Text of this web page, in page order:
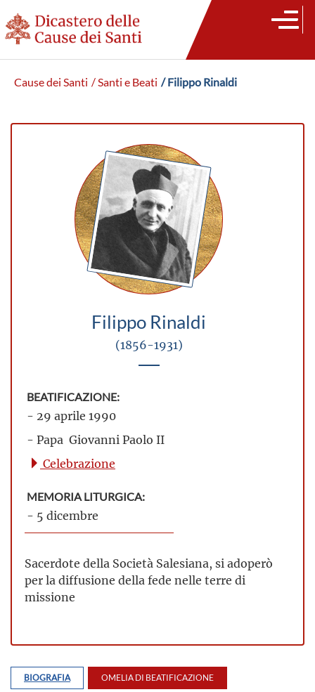
Cause dei Santi / Santi e Beati / Filippo Rinaldi
Filippo Rinaldi
(1856-1931)
BEATIFICAZIONE:
- 29 aprile 1990
- Papa Giovanni Paolo II
Celebrazione
MEMORIA LITURGICA:
- 5 dicembre
Sacerdote della Società Salesiana, si adoperò
per la diffusione della fede nelle terre di
missione
BIOGRAFIA OMELIA DI BEATIFICAZIONE